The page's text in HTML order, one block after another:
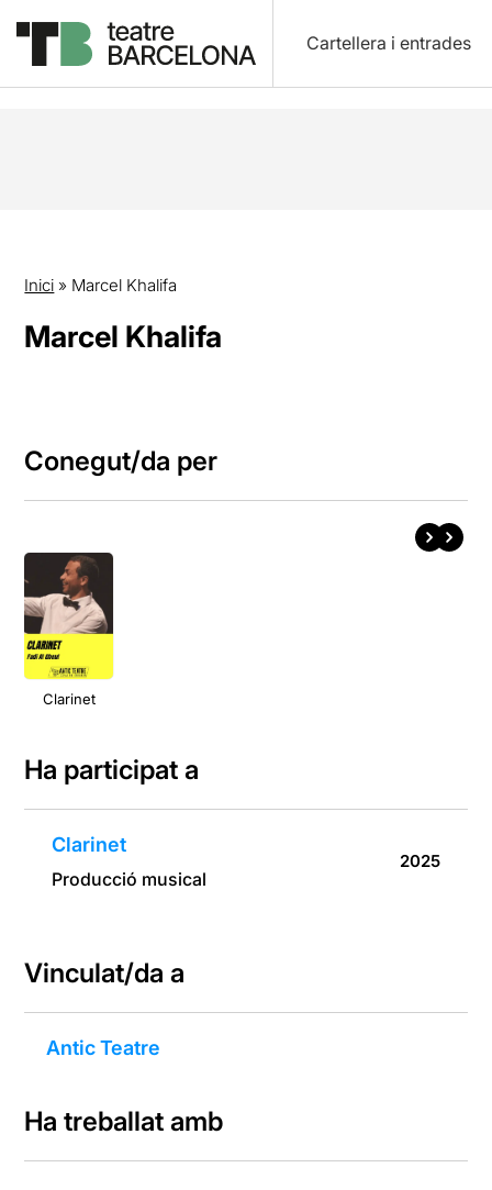
Cartellera i entrades
Inici » Marcel Khalifa
Marcel Khalifa
Conegut/da per
Clarinet
Ha participat a
Clarinet
Producció musical
2025
Vinculat/da a
Antic Teatre
Ha treballat amb